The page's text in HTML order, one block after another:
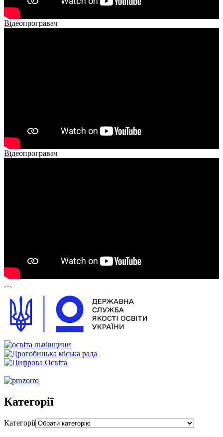
Відеопрогравач
Відеопрогравач
00:00
00:00
00:54
Категорії
Категорії